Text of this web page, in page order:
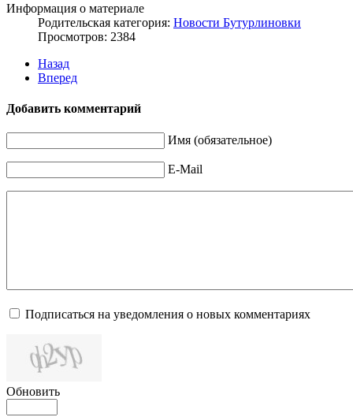
Информация о материале
Родительская категория: Новости Бутурлиновки
Просмотров: 2384
Назад
Вперед
Добавить комментарий
Имя (обязательное)
E-Mail
Подписаться на уведомления о новых комментариях
Обновить